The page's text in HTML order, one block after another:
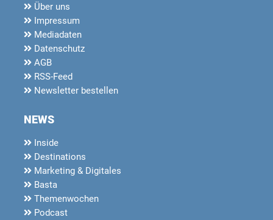
Über uns
Impressum
Mediadaten
Datenschutz
AGB
RSS-Feed
Newsletter bestellen
NEWS
Inside
Destinations
Marketing & Digitales
Basta
Themenwochen
Podcast